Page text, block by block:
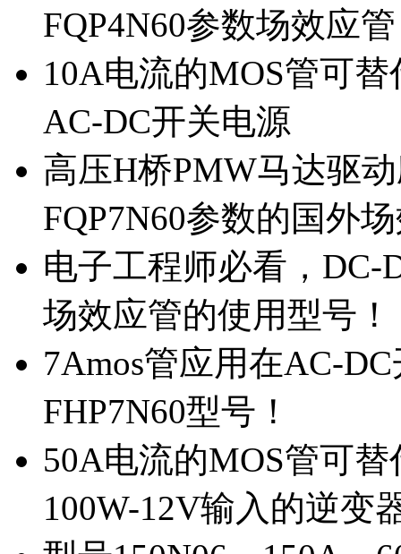
FQP4N60参数场效应
10A电流的MOS管可
AC-DC开关电源
高压H桥PMW马达驱
FQP7N60参数的国外
电子工程师必看，DC-
场效应管的使用型号！
7Amos管应用在AC-
FHP7N60型号！
50A电流的MOS管可
100W-12V输入的逆变